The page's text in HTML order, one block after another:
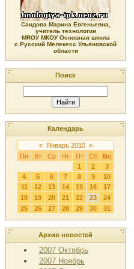
Саидова Марина Евгеньевна,
учитель технологии
МRОУ МКОУ Основная школа
с.Русский Мелекесс Ульяновской
области
Поиск
Календарь
« Январь 2010 »
Пн
Вт Ср Чт Пт Сб
Вс
1
2
3
4
5 6 7 8 9
10
11
12 13 14 15 16
17
18
19 20 21 22 23
24
25
26 27 28 29 30 31
Архив новостей
2007 Октябрь
2007 Ноябрь